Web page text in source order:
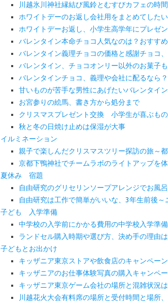
川越氷川神社縁結び風鈴とむすびカフェの時
ホワイトデーのお返し会社用をまとめてした
ホワイトデーお返し、小学生高学年にプレゼ
バレンタイン本命チョコ人気なのは？おすす
バレンタイン義理チョコの価格と感謝チョコ
バレンタイン、チョコオンリー以外のお菓子
バレンタインチョコ、義理や会社に配るなら？
甘いものが苦手な男性にあげたいバレンタイ
お宮参りの絵馬、書き方から処分まで
クリスマスプレゼント交換 小学生が喜ぶもの
秋と冬の日焼け止めは保湿が大事
イルミネーション
親子で楽しんだクリスマスツリー探訪の旅～
京都下鴨神社でチームラボのライトアップを
夏休み 宿題
自由研究のグリセリンソープアレンジでお風
自由研究は工作で簡単がいいな、3年生前後～
子ども 入学準備
中学校の入学前にかかる費用の中学校入学準
ランドセル購入時期や選び方、決め手の理由
子どもとお出かけ
キッザニア東京ストアや飲食店のキャンペー
キッザニアのお仕事体験写真の購入キャンペ
キッザニア東京ゲーム会社の場所と混雑状況
川越花火大会有料席の場所と受付時間と場所